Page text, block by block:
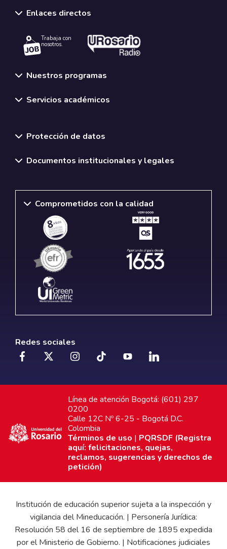
Enlaces directos
Trabaja con
nosotros.
Nuestros programas
Servicios académicos
Protección de datos
Documentos institucionales y legales
Comprometidos con la calidad
Redes sociales
Línea de atención Bogotá: (601) 297
0200
Calle 12C Nº 6-25 - Bogotá D.C.
Colombia
Términos de uso | PQRSDF (Registra
aquí: felicitaciones, quejas,
reclamos, sugerencias y derechos de
petición)
Institución de educación superior sujeta a la inspección y
vigilancia del Mineducación. | Personería Jurídica:
Resolución 58 del 16 de septiembre de 1895 expedida
por el Ministerio de Gobierno. | Notificaciones judiciales